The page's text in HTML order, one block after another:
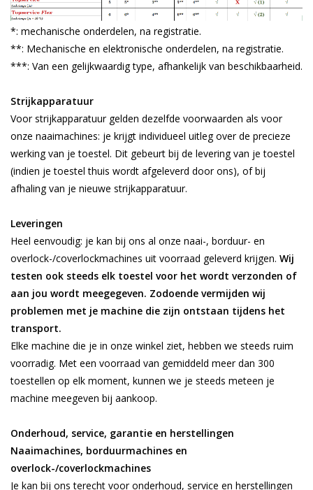
*: mechanische onderdelen, na registratie.
**: Mechanische en elektronische onderdelen, na registratie.
***: Van een gelijkwaardig type, afhankelijk van beschikbaarheid.
Strijkapparatuur
Voor strijkapparatuur gelden dezelfde voorwaarden als voor
onze naaimachines: je krijgt individueel uitleg over de precieze
werking van je toestel. Dit gebeurt bij de levering van je toestel
(indien je toestel thuis wordt afgeleverd door ons), of bij
afhaling van je nieuwe strijkapparatuur.
Leveringen
Heel eenvoudig: je kan bij ons al onze naai-, borduur- en
overlock-/coverlockmachines uit voorraad geleverd krijgen. Wij
testen ook steeds elk toestel voor het wordt verzonden of
aan jou wordt meegegeven. Zodoende vermijden wij
problemen met je machine die zijn ontstaan tijdens het
transport.
Elke machine die je in onze winkel ziet, hebben we steeds ruim
voorradig. Met een voorraad van gemiddeld meer dan 300
toestellen op elk moment, kunnen we je steeds meteen je
machine meegeven bij aankoop.
Onderhoud, service, garantie en herstellingen
Naaimachines, borduurmachines en
overlock-/coverlockmachines
Je kan bij ons terecht voor onderhoud, service en herstellingen